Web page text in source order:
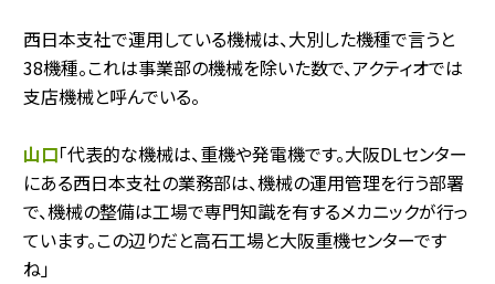
西日本支社で運用している機械は、大別した機種で言うと
38機種。これは事業部の機械を除いた数で、アクティオでは
支店機械と呼んでいる。
山口「代表的な機械は、重機や発電機です。大阪DLセンター
にある西日本支社の業務部は、機械の運用管理を行う部署
で、機械の整備は工場で専門知識を有するメカニックが行っ
ています。この辺りだと高石工場と大阪重機センターです
ね」